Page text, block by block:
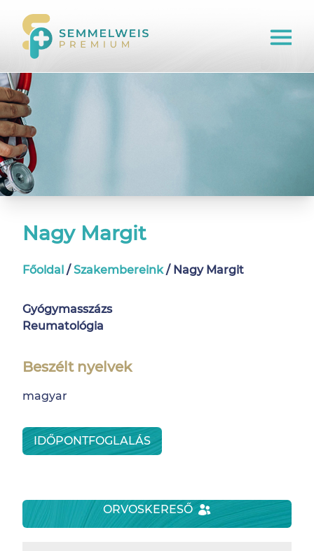
Nagy Margit
Főoldal / Szakembereink /Nagy Margit
Gyógymasszázs
Reumatológia
Beszélt nyelvek
magyar
IDŐPONTFOGLALÁS
ORVOSKERESŐ